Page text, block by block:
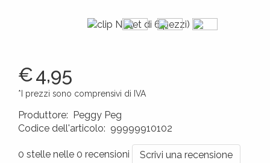
€4,95
*I prezzi sono comprensivi di IVA
Produttore: Peggy Peg
Codice dell'articolo: 99999910102
0 stelle nelle 0 recensioni
Scrivi una recensione